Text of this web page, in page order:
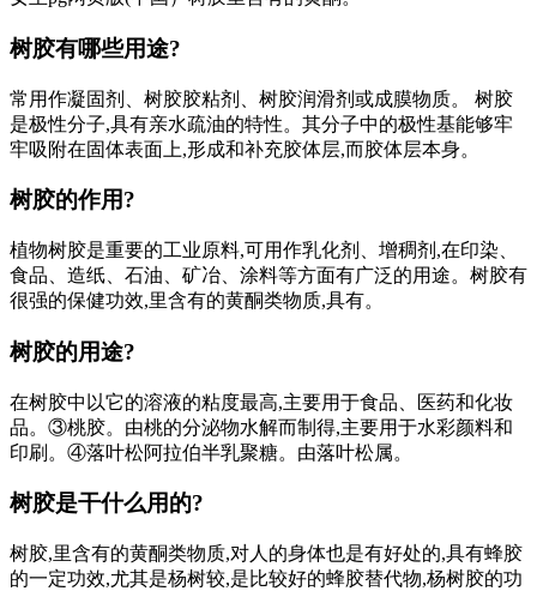
树胶有哪些用途?
常用作凝固剂、树胶胶粘剂、树胶润滑剂或成膜物质。 树胶
是极性分子,具有亲水疏油的特性。其分子中的极性基能够牢
牢吸附在固体表面上,形成和补充胶体层,而胶体层本身。
树胶的作用?
植物树胶是重要的工业原料,可用作乳化剂、增稠剂,在印染、
食品、造纸、石油、矿冶、涂料等方面有广泛的用途。树胶有
很强的保健功效,里含有的黄酮类物质,具有。
树胶的用途?
在树胶中以它的溶液的粘度最高,主要用于食品、医药和化妆
品。③桃胶。由桃的分泌物水解而制得,主要用于水彩颜料和
印刷。④落叶松阿拉伯半乳聚糖。由落叶松属。
树胶是干什么用的?
树胶,里含有的黄酮类物质,对人的身体也是有好处的,具有蜂胶
的一定功效,尤其是杨树较,是比较好的蜂胶替代物,杨树胶的功